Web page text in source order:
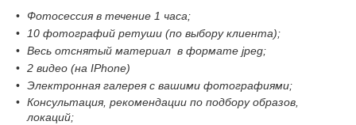
Фотосессия в течение 1 часа;
10 фотографий ретуши (по выбору клиента);
Весь отснятый материал в формате jpeg;
2 видео (на IPhone)
Электронная галерея с вашими фотографиями;
Консультация, рекомендации по подбору образов,
локаций;